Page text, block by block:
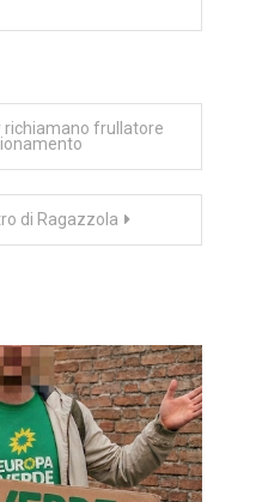
richiamano frullatore
di Ragazzola